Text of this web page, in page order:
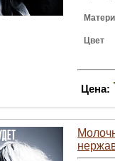
Цвет
Цена: